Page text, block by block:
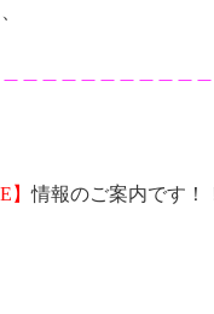
】情報のご案内です！